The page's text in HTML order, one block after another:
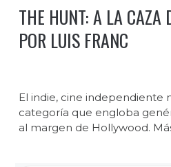
THE HUNT: A LA CAZA
POR LUIS FRANC
El indie, cine independiente
categoría que engloba
al margen de Hollywood.